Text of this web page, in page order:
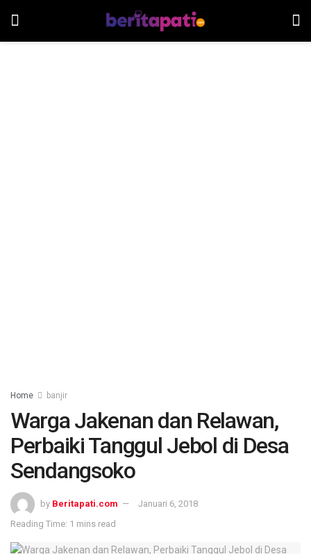
Home banjir
Warga Jakenan dan Relawan,
Perbaiki Tanggul Jebol di Desa
Sendangsoko
by Beritapati.com
Januari 6, 2018
Reading Time: 1 mins read